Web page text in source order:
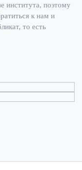
института, поэтому
к нам и
то есть